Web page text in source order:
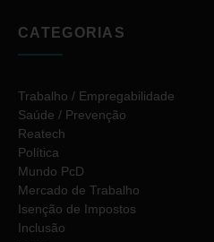
CATEGORIAS
Trabalho / Empregabilidade
Saúde / Prevenção
Reatech
Política
Mundo PcD
Mercado de Trabalho
Isenção de Impostos
Inclusão